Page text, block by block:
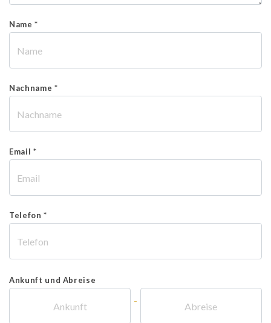
Name *
Nachname *
Email *
Telefon *
Ankunft und Abreise
-